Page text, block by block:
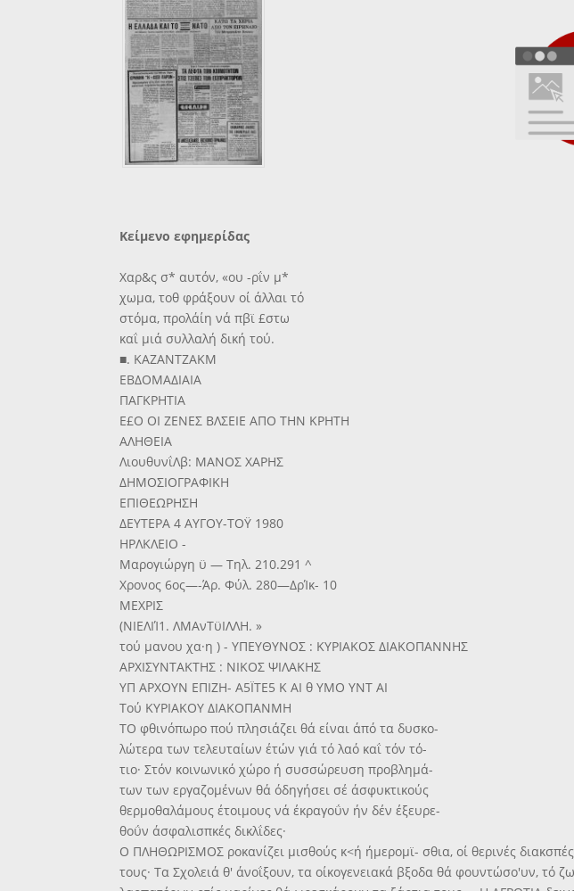
Κείμενο εφημερίδας
Χαρ&ς σ* αυτόν, «ου -ρΐν μ*
χωμα, τοθ φράξουν οί άλλαι τό
στόμα, προλάίη νά πβϊ £στω
καΐ μιά συλλαλή δική τού.
■. ΚΑΖΑΝΤΖΑΚΜ
ΕΒΔΟΜΑΔΙΑΙΑ
ΠΑΓΚΡΗΤΙΑ
Ε£Ο ΟΙ ΖΕΝΕΣ ΒΛΣΕΙΕ ΑΠΟ ΤΗΝ ΚΡΗΤΗ
ΑΛΗΘΕΙΑ
ΛιουθυνΐΛβ: ΜΑΝΟΣ ΧΑΡΗΣ
ΔΗΜΟΣΙΟΓΡΑΦΙΚΗ
ΕΠΙΘΕΩΡΗΣΗ
ΔΕΥΤΕΡΑ 4 ΑΥΓΟΥ-ΤΟΫ 1980
ΗΡΛΚΛΕΙΟ -
Μαρογιώργη ϋ — Τηλ. 210.291 ^
Χρονος 6ος—-Άρ. Φύλ. 280—ΔρΊκ- 10
ΜΕΧΡΙΣ
(ΝΙΕΛΙΊ1. ΛΜΑνΤϋΙΛΛΗ. »
τού μανου χα·η ) - ΥΠΕΥΘΥΝΟΣ : ΚΥΡΙΑΚΟΣ ΔΙΑΚΟΠΑΝΝΗΣ
ΑΡΧΙΣΥΝΤΑΚΤΗΣ : ΝΙΚΟΣ ΨΙΛΑΚΗΣ
ΥΠ ΑΡΧΟΥΝ ΕΠΙΖΗ- Α5ΪΤΕ5 Κ ΑΙ θ ΥΜΟ ΥΝΤ ΑΙ
Τού ΚΥΡΙΑΚΟΥ ΔΙΑΚΟΠΑΝΜΗ
ΤΟ φθινόπωρο πού πλησιάζει θά είναι άπό τα δυσκο-
λώτερα των τελευταίων έτών γιά τό λαό καΐ τόν τό-
τιο· Στόν κοινωνικό χώρο ή συσσώρευση προβλημά-
των των εργαζομένων θά όδηγήσει σέ άσφυκτικούς
θερμοθαλάμους έτοιμους νά έκραγοΰν ήν δέν έξευρε-
θοΰν άσφαλισπκές δικλΐδες·
Ο ΠΛΗΘΩΡΙΣΜΟΣ ροκανίζει μισθούς κ<ή ήμερομϊ- σθια, οί θερινές
τους· Τα Σχολειά θ' άνοΐξουν, τα οίκογενειακά βξοδα θά φουντώσο'υν, τό